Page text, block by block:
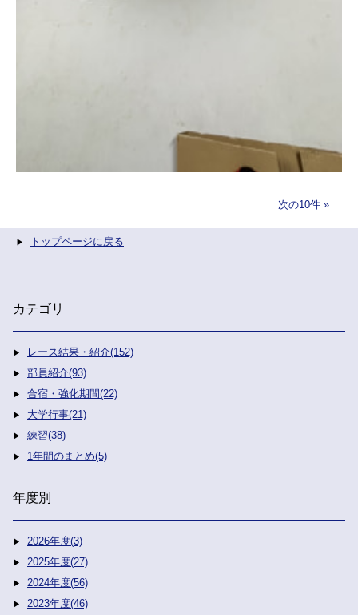
次の10件
トップページに戻る
カテゴリ
レース結果・紹介(152)
部員紹介(93)
合宿・強化期間(22)
大学行事(21)
練習(38)
1年間のまとめ(5)
年度別
2026年度(3)
2025年度(27)
2024年度(56)
2023年度(46)